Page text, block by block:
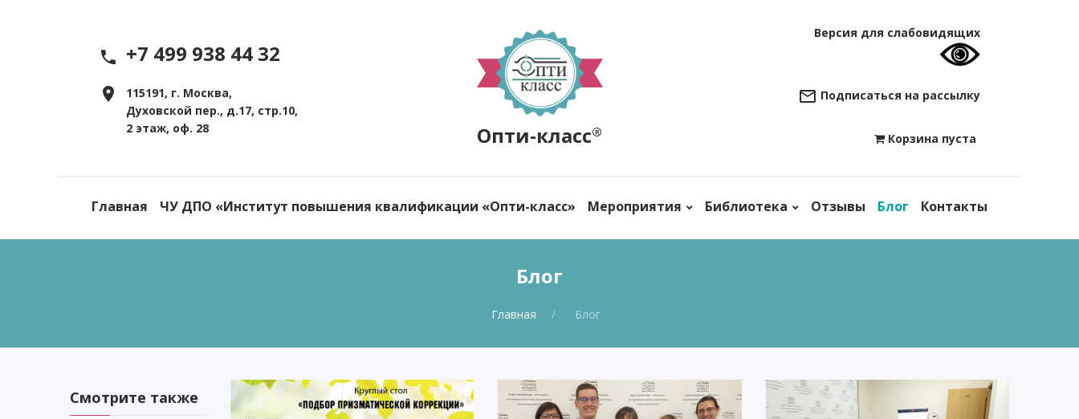
+7 499 938 44 32
115191, г. Москва,
Духовской пер., д.17, стр.10,
2 этаж, оф. 28
Опти-класс®
Версия для слабовидящих
Подписаться на рассылку
Корзина пуста
Главная ЧУ ДПО «Институт повышения квалификации «Опти-класс» Мероприятия Библиотека Отзывы Блог Контакты
Блог
Главная Блог
Смотрите также